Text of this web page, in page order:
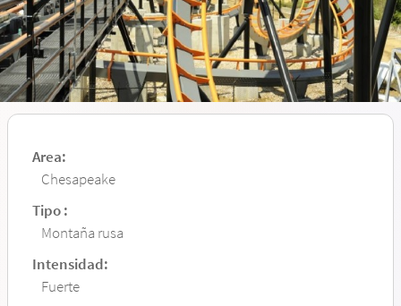
Area:
Chesapeake
Tipo :
Montaña rusa
Intensidad:
Fuerte